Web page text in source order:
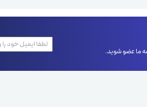
ما عضو شوید.